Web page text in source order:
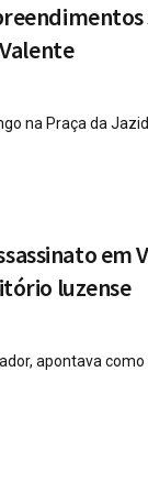
na Praça da
em
luzense
apontava como